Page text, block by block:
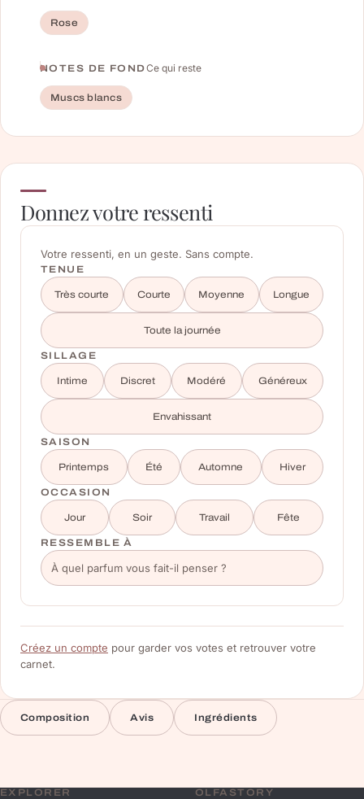
Rose
NOTES DE FONDCe qui reste
Muscs blancs
Donnez votre ressenti
Votre ressenti, en un geste. Sans compte.
TENUE
Très courte Courte Moyenne Longue
Toute la journée
SILLAGE
Intime Discret Modéré Généreux
Envahissant
SAISON
Printemps Été Automne Hiver
OCCASION
Jour Soir Travail Fête
RESSEMBLE À
Créez un compte pour garder vos votes et retrouver votre
carnet.
Composition Avis Ingrédients
EXPLORER OLFASTORY